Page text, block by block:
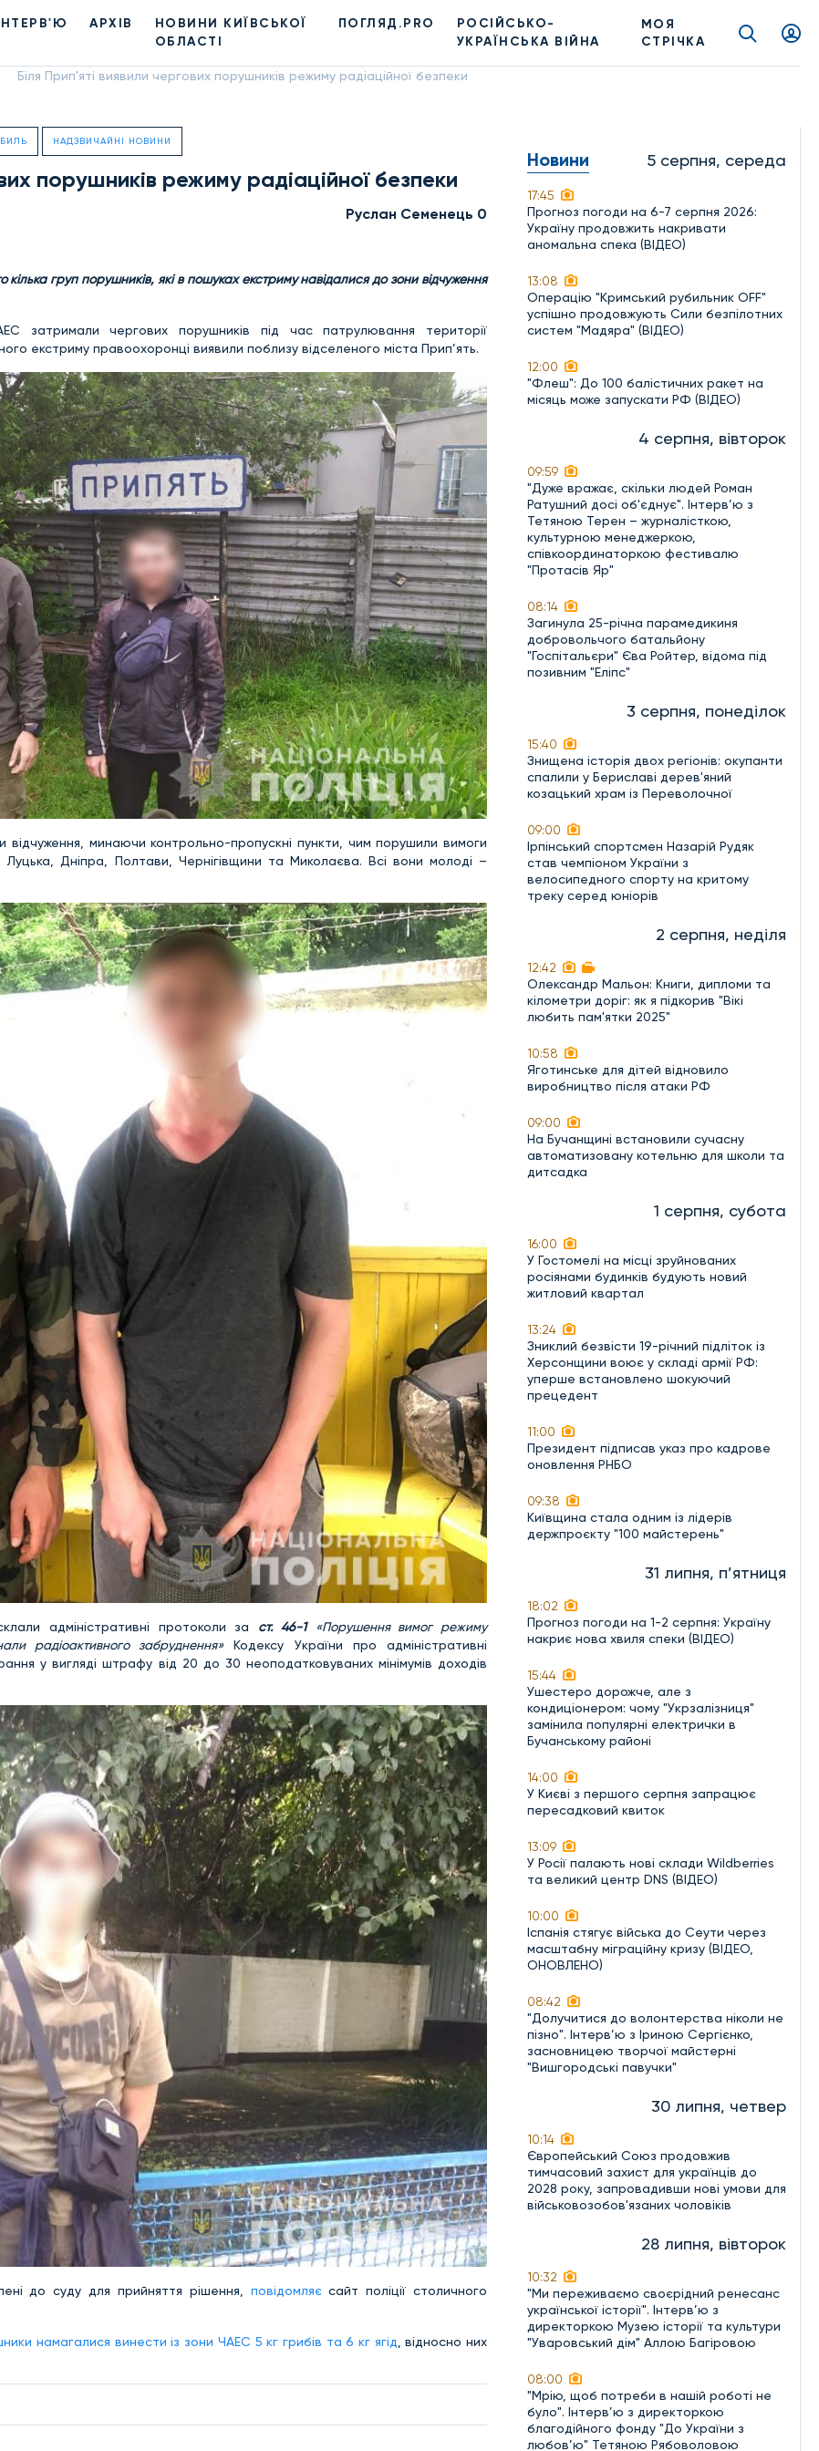
АРХІВ
НОВИНИ КИЇВСЬКОЇ
ОБЛАСТІ
ПОГЛЯД.PRO
РОСІЙСЬКО-
УКРАЇНСЬКА ВІЙНА
МОЯ
СТРІЧКА
Біля Прип'яті виявили чергових порушників режиму радіаційної безпеки
НАДЗВИЧАЙНІ НОВИНИ
порушників режиму радіаційної безпеки
Руслан Семенець 0
кілька груп порушників, які в пошуках екстриму навідалися до зони відчуження
затримали чергових порушників під час патрулювання території
екстриму правоохоронці виявили поблизу відселеного міста Прип’ять.
відчуження, минаючи контрольно-пропускні пункти, чим порушили вимоги
Луцька, Дніпра, Полтави, Чернігівщини та Миколаєва. Всі вони молоді –
адміністративні протоколи за ст. 46-1
«Порушення вимог режиму
радіоактивного забруднення»Кодексу України про адміністративні
у вигляді штрафу від 20 до 30 неоподатковуваних мінімумів доходів
до суду для прийняття рішення, повідомляєсайт поліції столичного
намагалися винести із зони ЧАЕС 5 кг грибів та 6 кг ягід, відносно них
Новини 5 серпня, середа
17:45
Прогноз погоди на 6-7 серпня 2026:
Україну продовжить накривати
аномальна спека (ВІДЕО)
13:08
Операцію "Кримський рубильник OFF"
успішно продовжують Сили безпілотних
систем "Мадяра" (ВІДЕО)
12:00
"Флеш": До 100 балістичних ракет на
місяць може запускати РФ (ВІДЕО)
4 серпня, вівторок
09:59
"Дуже вражає, скільки людей Роман
Ратушний досі об'єднує". Інтерв’ю з
Тетяною Терен – журналісткою,
культурною менеджеркою,
співкоординаторкою фестивалю
"Протасів Яр"
08:14
Загинула 25-річна парамедикиня
добровольчого батальйону
"Госпітальєри" Єва Ройтер, відома під
позивним "Еліпс"
3 серпня, понеділок
15:40
Знищена історія двох регіонів: окупанти
спалили у Бериславі дерев'яний
козацький храм із Переволочної
09:00
Ірпінський спортсмен Назарій Рудяк
став чемпіоном України з
велосипедного спорту на критому
треку серед юніорів
2 серпня, неділя
12:42
Олександр Мальон: Книги, дипломи та
кілометри доріг: як я підкорив "Вікі
любить пам'ятки 2025"
10:58
Яготинське для дітей відновило
виробництво після атаки РФ
09:00
На Бучанщині встановили сучасну
автоматизовану котельню для школи та
дитсадка
1 серпня, субота
16:00
У Гостомелі на місці зруйнованих
росіянами будинків будують новий
житловий квартал
13:24
Зниклий безвісти 19-річний підліток із
Херсонщини воює у складі армії РФ:
уперше встановлено шокуючий
прецедент
11:00
Президент підписав указ про кадрове
оновлення РНБО
09:38
Київщина стала одним із лідерів
держпроєкту "100 майстерень"
31 липня, п’ятниця
18:02
Прогноз погоди на 1-2 серпня: Україну
накриє нова хвиля спеки (ВІДЕО)
15:44
Ушестеро дорожче, але з
кондиціонером: чому "Укрзалізниця"
замінила популярні електрички в
Бучанському районі
14:00
У Києві з першого серпня запрацює
пересадковий квиток
13:09
У Росії палають нові склади Wildberries
та великий центр DNS (ВІДЕО)
10:00
Іспанія стягує війська до Сеути через
масштабну міграційну кризу (ВІДЕО,
ОНОВЛЕНО)
08:42
"Долучитися до волонтерства ніколи не
пізно". Інтерв’ю з Іриною Сергієнко,
засновницею творчої майстерні
"Вишгородські павучки"
30 липня, четвер
10:14
Європейський Союз продовжив
тимчасовий захист для українців до
2028 року, запровадивши нові умови для
військовозобов'язаних чоловіків
28 липня, вівторок
10:32
"Ми переживаємо своєрідний ренесанс
української історії". Інтерв’ю з
директоркою Музею історії та культури
"Уваровський дім" Аллою Багіровою
08:00
"Мрію, щоб потреби в нашій роботі не
було". Інтерв’ю з директоркою
благодійного фонду "До України з
любов’ю" Тетяною Рябоволовою